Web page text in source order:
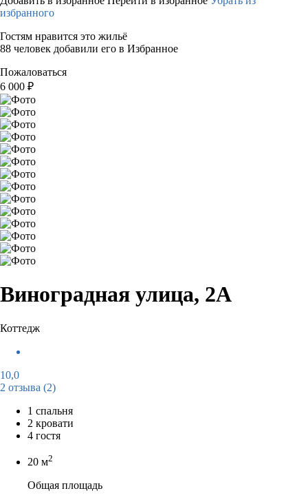
избранного
Гостям нравится это жильё
88 человек добавили его в Избранное
Пожаловаться
6 000 ₽
Виноградная улица, 2А
Коттедж
10,0
2 отзыва (2)
1 спальня
2 кровати
4 гостя
20 м2
Общая площадь